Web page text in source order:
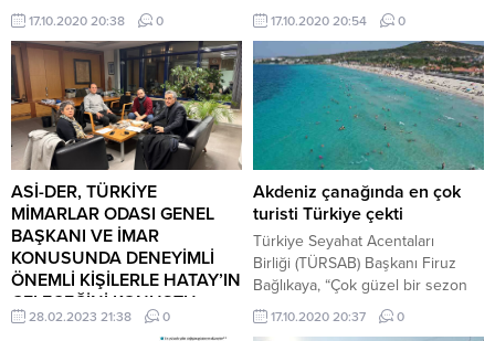
gerçekleştirdiği "2020 yılı Ekim
ayı Beklenti Anketi"ni yayımladı.
17.10.2020 20:38 0
gerçekleştirilen anketin
sonuçlarına göre, Dolar/TL yıl
sonu beklentisi 7,5990’dan
7,8979’a, 12 ay sonrası dolar/TL
beklentisi de 7,9372’den
8,3087’ye çıktı. Eylülde yüzde
1,46 olan Ekim ayı TÜFE
beklentisi, bu anket döneminde
yüzde 1,62 oldu. Cari yıl sonu
TÜFE beklentisi...
17.10.2020 20:54 0
ASİ-DER, TÜRKİYE
MİMARLAR ODASI GENEL
BAŞKANI VE İMAR
KONUSUNDA DENEYİMLİ
ÖNEMLİ KİŞİLERLE HATAY’IN
GELECEĞİNİ KONUŞTU
Hatay’da yaşanan deprem
28.02.2023 21:38 0
Akdeniz çanağında en çok
turisti Türkiye çekti
Türkiye Seyahat Acentaları
Birliği (TÜRSAB) Başkanı Firuz
Bağlıkaya, “Çok güzel bir sezon
geçirdik diyemeyiz ama Akdeniz
çanağında rakip olan ülkelerin
17.10.2020 20:37 0